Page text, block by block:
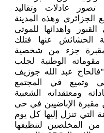
عادلات وتقاليد
الجزائري وهذه المدينة
واهدائها للموتى
الحشائش عنها فتلك
جزء من شخصية
الوطنية لجلب
عبد الله جوزيف
وتميع في المجتمع
ومعتقداته الشعبية
الإباضيين في حي
التي تنزل إليها كل يوم
من المخلصين لتنظيفها